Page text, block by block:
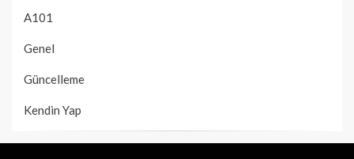
A101
Genel
Güncelleme
Kendin Yap